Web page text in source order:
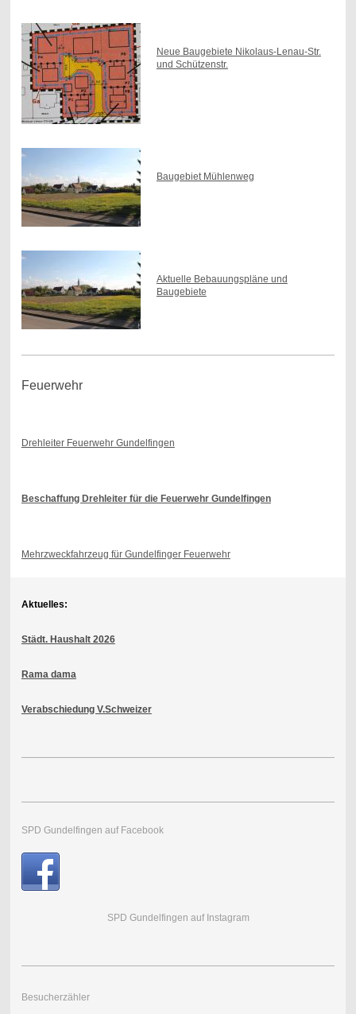
Neue Baugebiete Nikolaus-Lenau-Str.
und Schützenstr.
Baugebiet Mühlenweg
Aktuelle Bebauungspläne und
Baugebiete
Feuerwehr
Drehleiter Feuerwehr Gundelfingen
Beschaffung Drehleiter für die Feuerwehr Gundelfingen
Mehrzweckfahrzeug für Gundelfinger Feuerwehr
Aktuelles:
Städt. Haushalt 2026
Rama dama
Verabschiedung V.Schweizer
SPD Gundelfingen auf Facebook
SPD Gundelfingen auf Instagram
Besucherzähler